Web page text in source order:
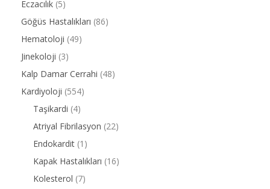
Eczacılık (5)
Göğüs Hastalıkları (86)
Hematoloji (49)
Jinekoloji (3)
Kalp Damar Cerrahi (48)
Kardiyoloji (554)
Taşikardi (4)
Atriyal Fibrilasyon (22)
Endokardit (1)
Kapak Hastalıkları (16)
Kolesterol (7)